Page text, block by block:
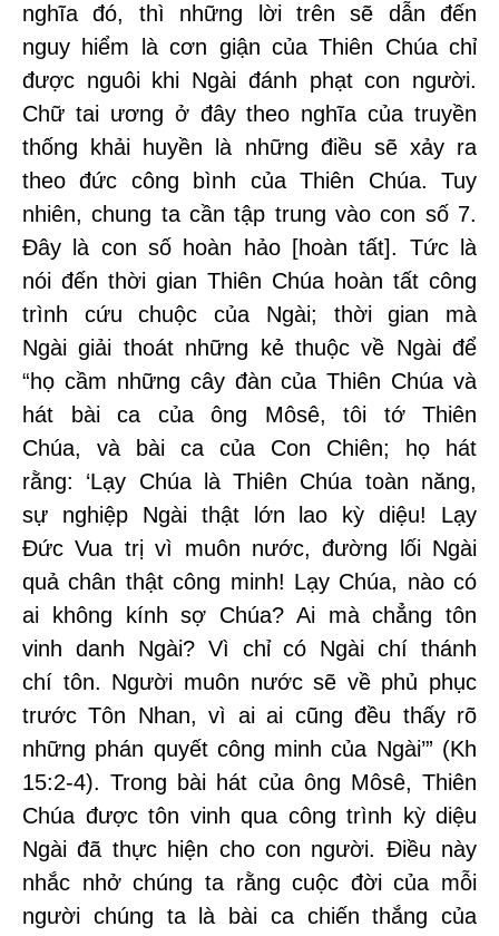
nghĩa đó, thì những lời trên sẽ dẫn đến
nguy hiểm là cơn giận của Thiên Chúa chỉ
được nguôi khi Ngài đánh phạt con người.
Chữ tai ương ở đây theo nghĩa của truyền
thống khải huyền là những điều sẽ xảy ra
theo đức công bình của Thiên Chúa. Tuy
nhiên, chung ta cần tập trung vào con số 7.
Đây là con số hoàn hảo [hoàn tất]. Tức là
nói đến thời gian Thiên Chúa hoàn tất công
trình cứu chuộc của Ngài; thời gian mà
Ngài giải thoát những kẻ thuộc về Ngài để
“họ cầm những cây đàn của Thiên Chúa và
hát bài ca của ông Môsê, tôi tớ Thiên
Chúa, và bài ca của Con Chiên; họ hát
rằng: ‘Lạy Chúa là Thiên Chúa toàn năng,
sự nghiệp Ngài thật lớn lao kỳ diệu! Lạy
Đức Vua trị vì muôn nước, đường lối Ngài
quả chân thật công minh! Lạy Chúa, nào có
ai không kính sợ Chúa? Ai mà chẳng tôn
vinh danh Ngài? Vì chỉ có Ngài chí thánh
chí tôn. Người muôn nước sẽ về phủ phục
trước Tôn Nhan, vì ai ai cũng đều thấy rõ
những phán quyết công minh của Ngài’” (Kh
15:2-4). Trong bài hát của ông Môsê, Thiên
Chúa được tôn vinh qua công trình kỳ diệu
Ngài đã thực hiện cho con người. Điều này
nhắc nhở chúng ta rằng cuộc đời của mỗi
người chúng ta là bài ca chiến thắng của